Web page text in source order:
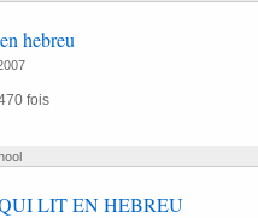
hebreu
fois
LIT EN HEBREU